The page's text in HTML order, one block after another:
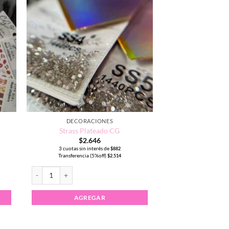
DECORACIONES
Strass Plateado CG
$2.646
3 cuotas sin interés de$882
Transferencia (5%off)$2.514
AGREGAR